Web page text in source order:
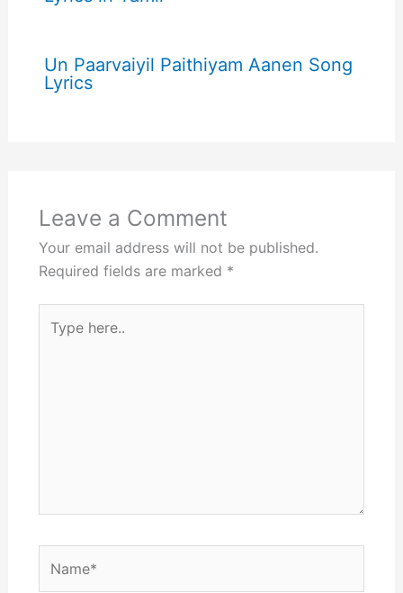
Un Paarvaiyil Paithiyam Aanen Song
Lyrics
Leave a Comment
Your email address will not be published.
Required fields are marked *
here..